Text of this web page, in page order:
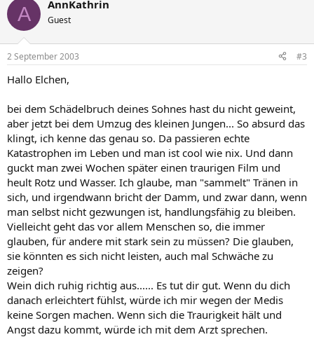
A AnnKathrin
Guest
2 September 2003 #3
Hallo Elchen,
bei dem Schädelbruch deines Sohnes hast du nicht geweint,
aber jetzt bei dem Umzug des kleinen Jungen... So absurd das
klingt, ich kenne das genau so. Da passieren echte
Katastrophen im Leben und man ist cool wie nix. Und dann
guckt man zwei Wochen später einen traurigen Film und
heult Rotz und Wasser. Ich glaube, man "sammelt" Tränen in
sich, und irgendwann bricht der Damm, und zwar dann, wenn
man selbst nicht gezwungen ist, handlungsfähig zu bleiben.
Vielleicht geht das vor allem Menschen so, die immer
glauben, für andere mit stark sein zu müssen? Die glauben,
sie könnten es sich nicht leisten, auch mal Schwäche zu
zeigen?
Wein dich ruhig richtig aus...... Es tut dir gut. Wenn du dich
danach erleichtert fühlst, würde ich mir wegen der Medis
keine Sorgen machen. Wenn sich die Traurigkeit hält und
Angst dazu kommt, würde ich mit dem Arzt sprechen.